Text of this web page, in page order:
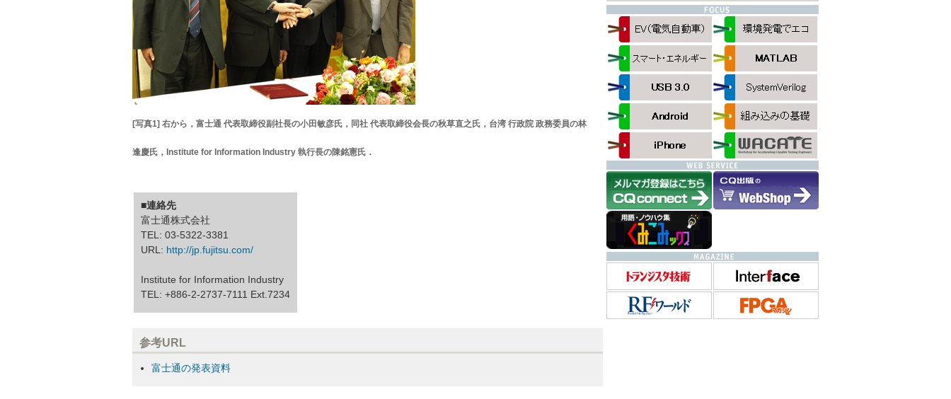
[写真1] 右から，富士通 代表取締役副社長の小田敏彦氏，同社 代表取締役会長の秋草直之氏，台湾 行政院 政務委員の林
逢慶氏，Institute for Information Industry 執行長の陳銘憲氏．
■連絡先
富士通株式会社
TEL: 03-5322-3381
URL: http://jp.fujitsu.com/
Institute for Information Industry
TEL: +886-2-2737-7111 Ext.7234
参考URL
富士通の発表資料